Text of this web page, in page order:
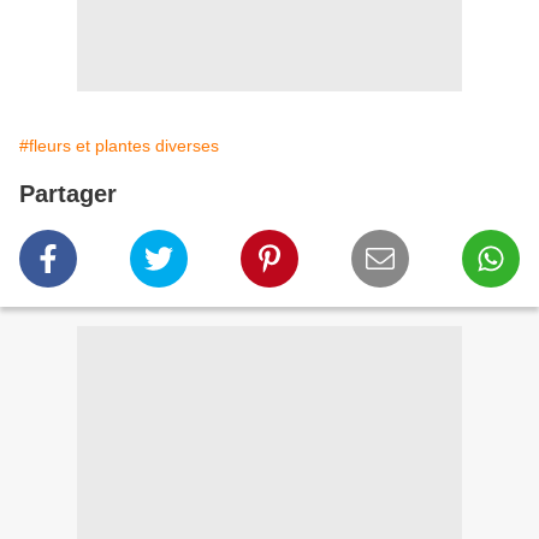
#fleurs et plantes diverses
Partager